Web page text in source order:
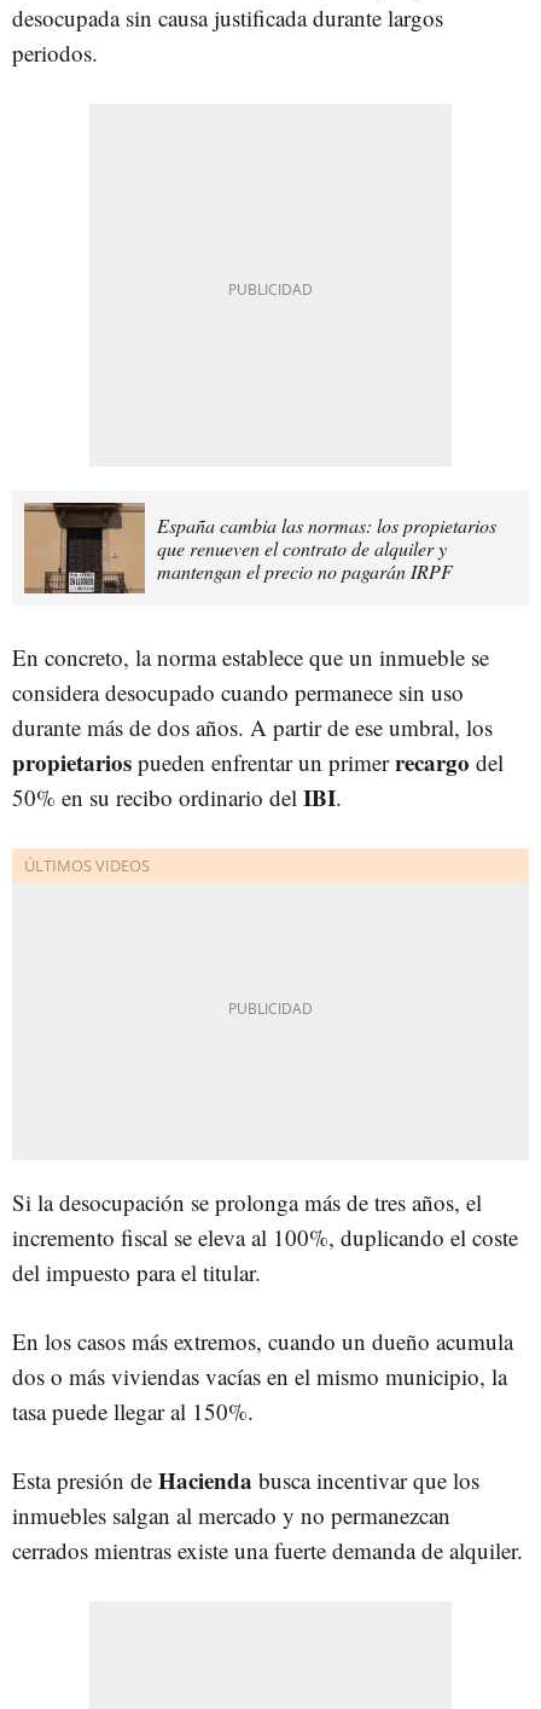
desocupada sin causa justificada durante largos
periodos.
España cambia las normas: los propietarios
que renueven el contrato de alquiler y
mantengan el precio no pagarán IRPF
En concreto, la norma establece que un inmueble se
considera desocupado cuando permanece sin uso
durante más de dos años. A partir de ese umbral, los
propietarios pueden enfrentar un primerrecargo del
50% en su recibo ordinario del IBI.
Si la desocupación se prolonga más de tres años, el
incremento fiscal se eleva al 100%, duplicando el coste
del impuesto para el titular.
En los casos más extremos, cuando un dueño acumula
dos o más viviendas vacías en el mismo municipio, la
tasa puede llegar al 150%.
Esta presión de Hacienda busca incentivar que los
inmuebles salgan al mercado y no permanezcan
cerrados mientras existe una fuerte demanda de alquiler.